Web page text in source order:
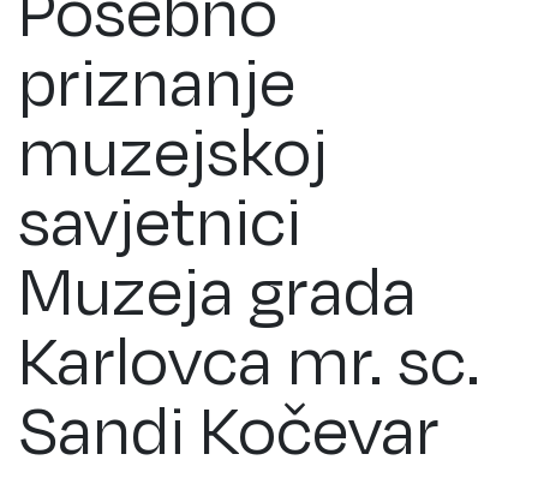
priznanje
muzejskoj
savjetnici
Muzeja grada
Karlovca mr. sc.
Sandi Kočevar